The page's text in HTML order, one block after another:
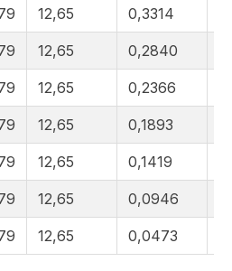
12,65 0,3314
12,65 0,2840
12,65 0,2366
12,65 0,1893
12,65 0,1419
12,65 0,0946
12,65 0,0473